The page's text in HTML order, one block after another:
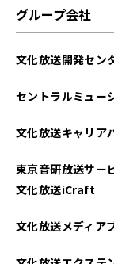
グループ会社
文化放送開発セン
セントラルミュー
文化放送キャリア
東京音研放送サー
文化放送iCraft
文化放送メディア